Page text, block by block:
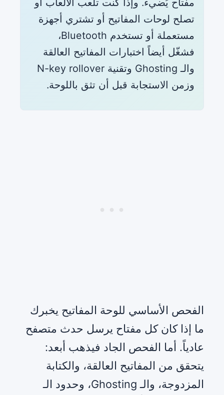
تصلح لوحات المفاتيح أو تشتري أجهزة
مستعملة أو تستخدم Bluetooth،
فشغّل أيضاً اختبارات المفاتيح العالقة
والـ Ghosting وتقنية N-key rollover
وزمن الاستجابة قبل أن تثق باللوحة.
الفحص الأساسي للوحة المفاتيح يخبرك
ما إذا كان كل مفتاح يرسل حدث متصفح
عادياً. أما الفحص الجاد فيذهب أبعد:
يتحقق من المفاتيح العالقة، والكتابة
المزدوجة، والـ Ghosting، وحدود الـ